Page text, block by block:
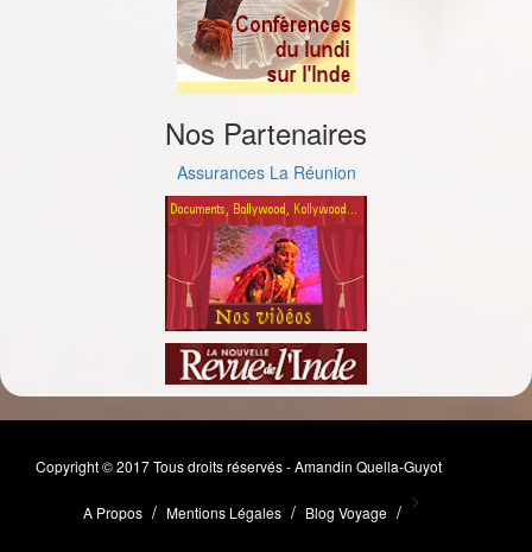
Nos Partenaires
Assurances La Réunion
Copyright © 2017 Tous droits réservés - Amandin Quella-Guyot
A Propos
>
Mentions Légales Blog Voyage